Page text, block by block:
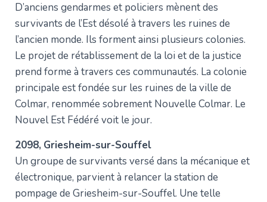
D’anciens gendarmes et policiers mènent des
survivants de l’Est désolé à travers les ruines de
l’ancien monde. Ils forment ainsi plusieurs colonies.
Le projet de rétablissement de la loi et de la justice
prend forme à travers ces communautés. La colonie
principale est fondée sur les ruines de la ville de
Colmar, renommée sobrement Nouvelle Colmar. Le
Nouvel Est Fédéré voit le jour.
2098, Griesheim-sur-Souffel
Un groupe de survivants versé dans la mécanique et
électronique, parvient à relancer la station de
pompage de Griesheim-sur-Souffel. Une telle